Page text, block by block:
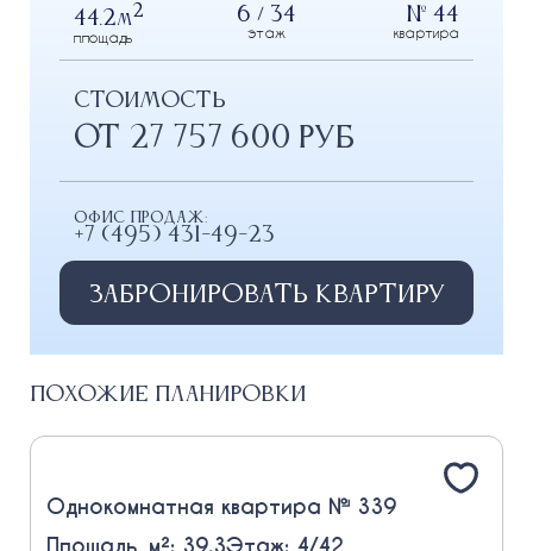
44.2м2
площадь
6 / 34
этаж
№ 44
квартира
СТОИМОСТЬ
от 27 757 600 РУБ
Офис продаж:
+7 (495) 431-49-23
Забронировать квартиру
Похожие планировки
Однокомнатная квартира № 339